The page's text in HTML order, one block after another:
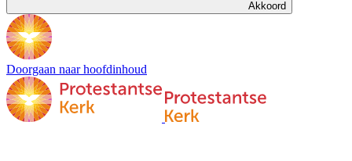
Akkoord
Doorgaan naar hoofdinhoud